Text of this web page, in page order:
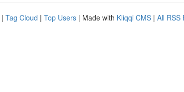
| Tag Cloud | Top Users | Made with Kliqqi CMS | All RSS